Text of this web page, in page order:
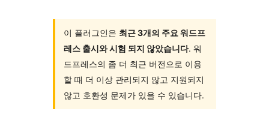
이 플러그인은 최근 3개의 주요 워드프
레스 출시와 시험 되지 않았습니다. 워
드프레스의 좀 더 최근 버전으로 이용
할 때 더 이상 관리되지 않고 지원되지
않고 호환성 문제가 있을 수 있습니다.